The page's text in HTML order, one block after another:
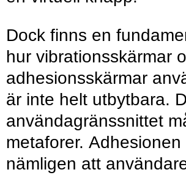
Dock finns en
hur vibrationsskärmar
adhesionsskärmar
är inte helt utbytbara.
användagränssnittet
metaforer. Adhesionen
nämligen att